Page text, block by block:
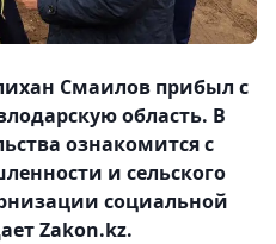
Смаилов прибыл с
область. В
ознакомится с
и сельского
социальной
Zakon.kz.